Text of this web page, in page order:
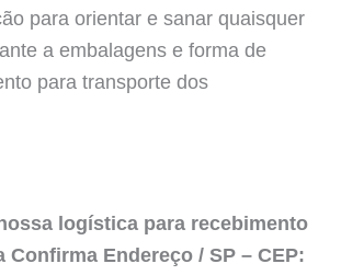
para orientar e sanar quaisquer
a embalagens e forma de
para transporte dos
logística para recebimento
Confirma Endereço / SP – CEP: